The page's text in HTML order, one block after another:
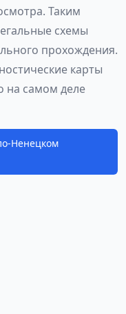
Таким
схемы
прохождения.
карты
на самом деле
Ненецком